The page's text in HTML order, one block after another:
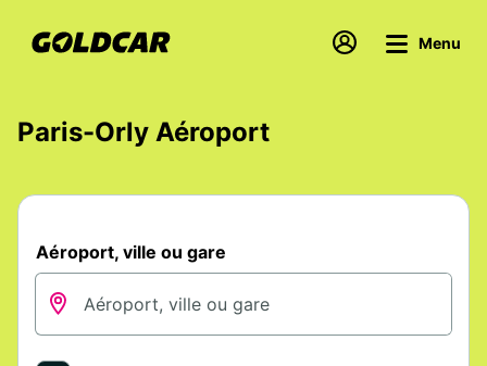
Menu
Paris-Orly Aéroport
Aéroport, ville ou gare